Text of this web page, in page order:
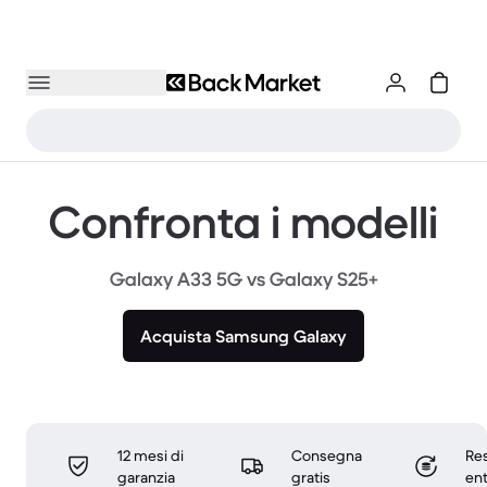
Confronta i modelli
Galaxy A33 5G vs Galaxy S25+
Acquista Samsung Galaxy
12 mesi di
garanzia
Consegna
gratis